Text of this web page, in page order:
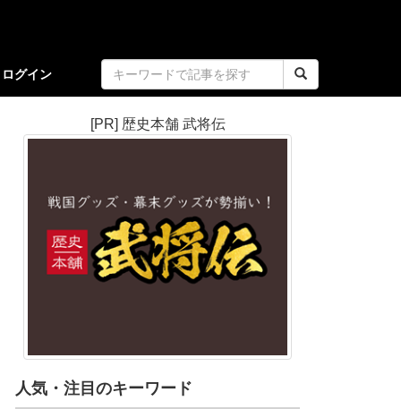
ログイン
[PR] 歴史本舗 武将伝
人気・注目のキーワード